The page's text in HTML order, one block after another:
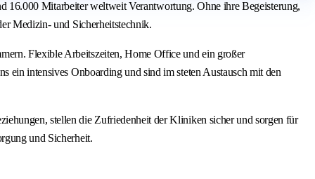
16.000 Mitarbeiter weltweit Verantwortung. Ohne ihre Begeisterung,
Medizin- und Sicherheitstechnik.
Flexible Arbeitszeiten, Home Office und ein großer
ein intensives Onboarding und sind im steten Austausch mit den
stellen die Zufriedenheit der Kliniken sicher und sorgen für
und Sicherheit.